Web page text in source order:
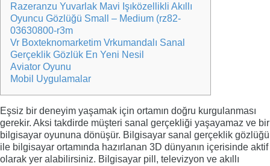
Razeranzu Yuvarlak Mavi Işıközellikli Akıllı
Oyuncu Gözlüğü Small – Medium (rz82-
03630800-r3m
Vr Boxteknomarketim Vrkumandalı Sanal
Gerçeklik Gözlük En Yeni Nesil
Aviator Oyunu
Mobil Uygulamalar
Eşsiz bir deneyim yaşamak için ortamın doğru kurgulanması
gerekir. Aksi takdirde müşteri sanal gerçekliği yaşayamaz ve bir
bilgisayar oyununa dönüşür. Bilgisayar sanal gerçeklik gözlüğü
ile bilgisayar ortamında hazırlanan 3D dünyanın içerisinde aktif
olarak yer alabilirsiniz. Bilgisayar pill, televizyon ve akıllı